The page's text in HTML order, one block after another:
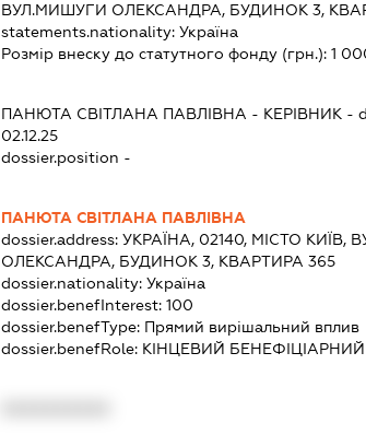
ВУЛ.МИШУГИ ОЛЕКСАНДРА, БУДИНОК 3,
statements.nationality: Україна
Розмір внеску до статутного фонду (грн.): 1
ПАНЮТА СВІТЛАНА ПАВЛІВНА - КЕРІВНИК-
02.12.25
dossier.position -
ПАНЮТА СВІТЛАНА ПАВЛІВНА
dossier.address: УКРАЇНА, 02140, МІСТО КИЇВ,
ОЛЕКСАНДРА, БУДИНОК 3, КВАРТИРА 365
dossier.nationality: Україна
dossier.benefInterest: 100
dossier.benefType: Прямий вирішальний вплив
dossier.benefRole: КІНЦЕВИЙ